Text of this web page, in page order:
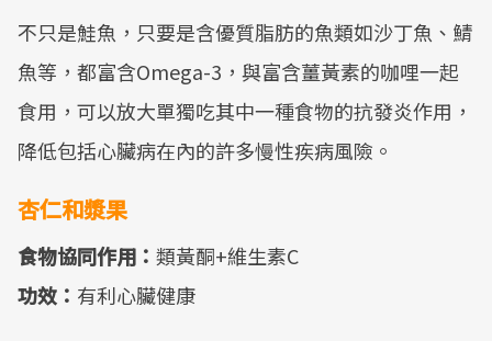
不只是鮭魚，只要是含優質脂肪的魚類如沙丁魚、鯖
魚等，都富含Omega-3，與富含薑黃素的咖哩一起
食用，可以放大單獨吃其中一種食物的抗發炎作用，
降低包括心臟病在內的許多慢性疾病風險。
杏仁和漿果
食物協同作用： 類黃酮+維生素C
功效： 有利心臟健康